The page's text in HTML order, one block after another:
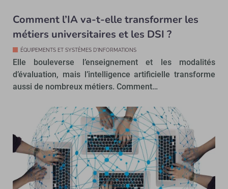
Comment l’IA va-t-elle transformer les
métiers universitaires et les DSI ?
ÉQUIPEMENTS ET SYSTÈMES D'INFORMATIONS
Elle bouleverse l’enseignement et les modalités
d’évaluation, mais l’intelligence artificielle transforme
aussi de nombreux métiers. Comment…